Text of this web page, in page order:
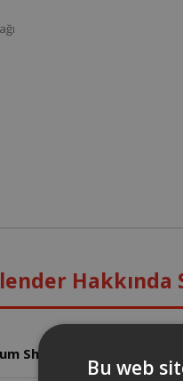
Hakkında
Shake'n Take Neo
Bu web